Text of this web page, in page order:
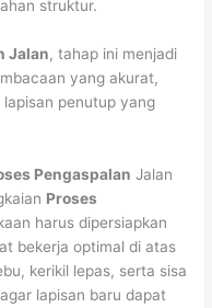
struktur.
Jalan, tahap ini menjadi
yang akurat,
penutup yang
Pengaspalan Jalan
Proses
harus dipersiapkan
bekerja optimal di atas
kerikil lepas, serta sisa
lapisan baru dapat